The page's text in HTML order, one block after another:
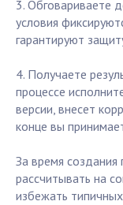
3. Обговариваете
условия
гарантируют
4. Получаете
процессе
версии, внесет
конце вы
За время
рассчитывать на
избежать